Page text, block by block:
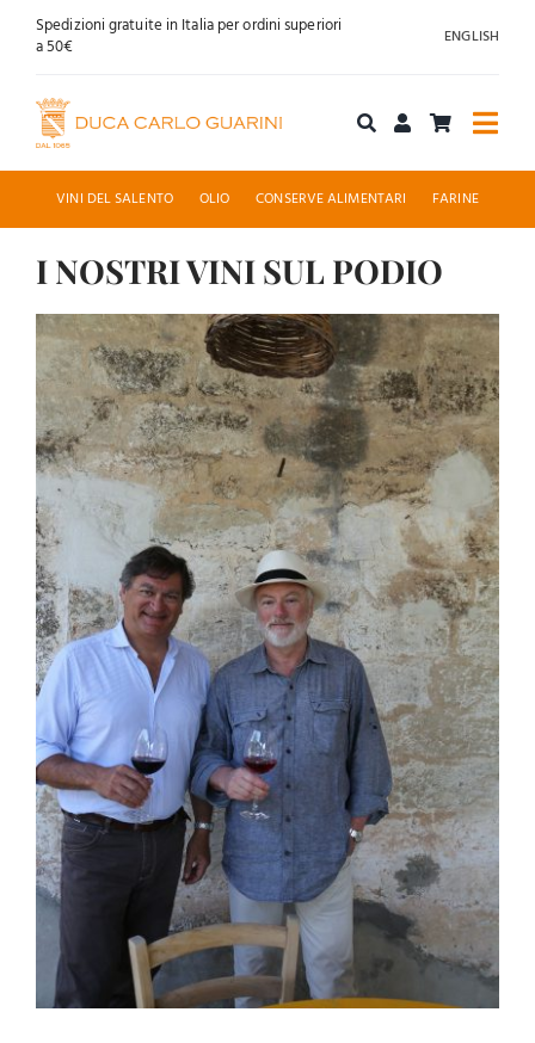
SaltaSpedizioni gratuite in Italia per ordini superiori
a 50€
ENGLISH
Acquista online
Chi siamo
Accoglienza
News
Contatti
VINI DEL SALENTO OLIO CONSERVE ALIMENTARI FARINE
I NOSTRI VINI SUL PODIO
Ingrandisci
immagine